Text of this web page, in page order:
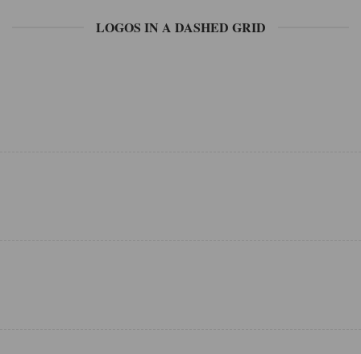
LOGOS IN A DASHED GRID